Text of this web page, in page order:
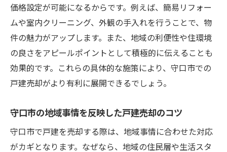
価格設定が可能になるからです。例えば、簡易リフォー
ムや室内クリーニング、外観の手入れを行うことで、物
件の魅力がアップします。また、地域の利便性や住環境
の良さをアピールポイントとして積極的に伝えることも
効果的です。これらの具体的な施策により、守口市での
戸建売却がより有利に展開できるでしょう。
守口市の地域事情を反映した戸建売却のコツ
守口市で戸建を売却する際は、地域事情に合わせた対応
がカギとなります。なぜなら、地域の住民層や生活スタ